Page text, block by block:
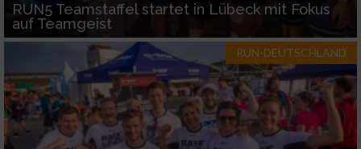
RUN5 Teamstaffel startet in Lübeck mit Fokus
auf Teamgeist
RUN-DEUTSCHLAND